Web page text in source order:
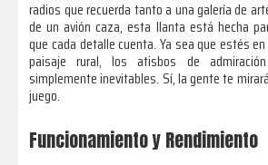
radios que recuerda tanto a una galería de
de un avión caza, esta llanta está hecha
que cada detalle cuenta. Ya sea que estés
paisaje rural, los atisbos de
simplemente inevitables. Sí, la gente te
juego.
Funcionamiento y Rendimiento